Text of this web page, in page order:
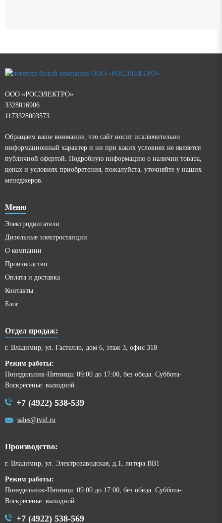
ООО «РОСЭЛЕКТРО»
3328016906
1173328003573
Обращаем ваше внимание, что сайт носит исключительно
информационный характер и ни при каких условиях не является
публичной офертой. Подробную информацию о наличии товара,
ценах и условиях приобретения, пожалуйста, уточняйте у наших
менеджеров.
Меню
Электродвигатели
Дизельные электростанции
О компании
Производство
Оплата и доставка
Контакты
Блог
Отдел продаж:
г. Владимир, ул. Гастелло, дом 6, этаж 3, офис 318
Режим работы:
Понедельник-Пятница: 09:00 до 17:00, без обеда. Суббота-
Воскресенье: выходной
+7 (4922) 538-539
sales@tvid.ru
Производство:
г. Владимир, ул. Электрозаводская, д.1, литера ВВ1
Режим работы:
Понедельник-Пятница: 09:00 до 17:00, без обеда. Суббота-
Воскресенье: выходной
+7 (4922) 538-569